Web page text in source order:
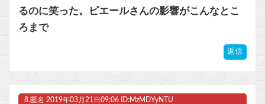
るのに笑った。ピエールさんの影響がこんなとこ
ろまで
返信
8. 匿名 2019年03月21日09:06 ID:MzMDYyNTU